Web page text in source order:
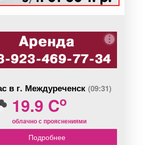
в г. Междуреченск (09:31)
19.9 Co
облачно с прояснениями
Подробнее